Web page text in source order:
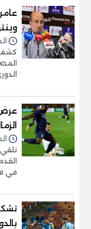
السبت
كشف
تلقي
في